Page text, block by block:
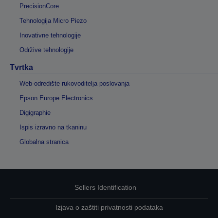
PrecisionCore
Tehnologija Micro Piezo
Inovativne tehnologije
Održive tehnologije
Tvrtka
Web-odredište rukovoditelja poslovanja
Epson Europe Electronics
Digigraphie
Ispis izravno na tkaninu
Globalna stranica
Sellers Identification
Izjava o zaštiti privatnosti podataka